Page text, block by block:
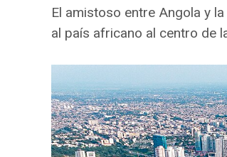
El amistoso entre Angola y
al país africano al centro de